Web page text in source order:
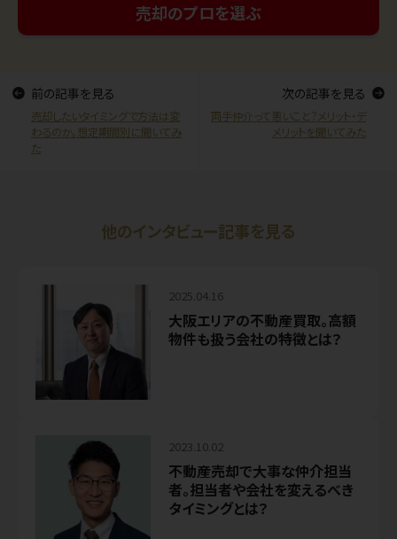
売却のプロを選ぶ
前の記事を見る
売却したいタイミングで方法は変
わるのか。想定期間別に聞いてみ
た
次の記事を見る
両手仲介って悪いこと？メリット・デ
メリットを聞いてみた
他のインタビュー記事を見る
2025.04.16
大阪エリアの不動産買取。高額
物件も扱う会社の特徴とは？
2023.10.02
不動産売却で大事な仲介担当
者。担当者や会社を変えるべき
タイミングとは？